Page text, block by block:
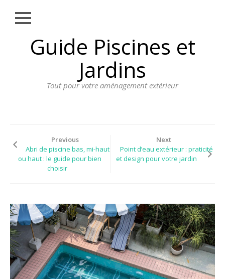
Guide Piscines et
Jardins
Tout pour votre aménagement extérieur
Close
AMÉNAGEMENT
EXTÉRIEUR
PLANTATIONS
REVÊTEMENT
DOSSIER
JARDIN
CONSEILS ET
ASTUCES
GUIDES
Previous
Abri de piscine bas, mi-haut
ou haut : le guide pour bien
choisir
Next
Point d’eau extérieur : praticité
et design pour votre jardin